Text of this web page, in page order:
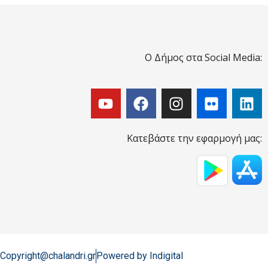
Ο Δήμος στα Social Media:
Κατεβάστε την εφαρμογή μας:
Copyright@chalandri.grPowered by Indigital